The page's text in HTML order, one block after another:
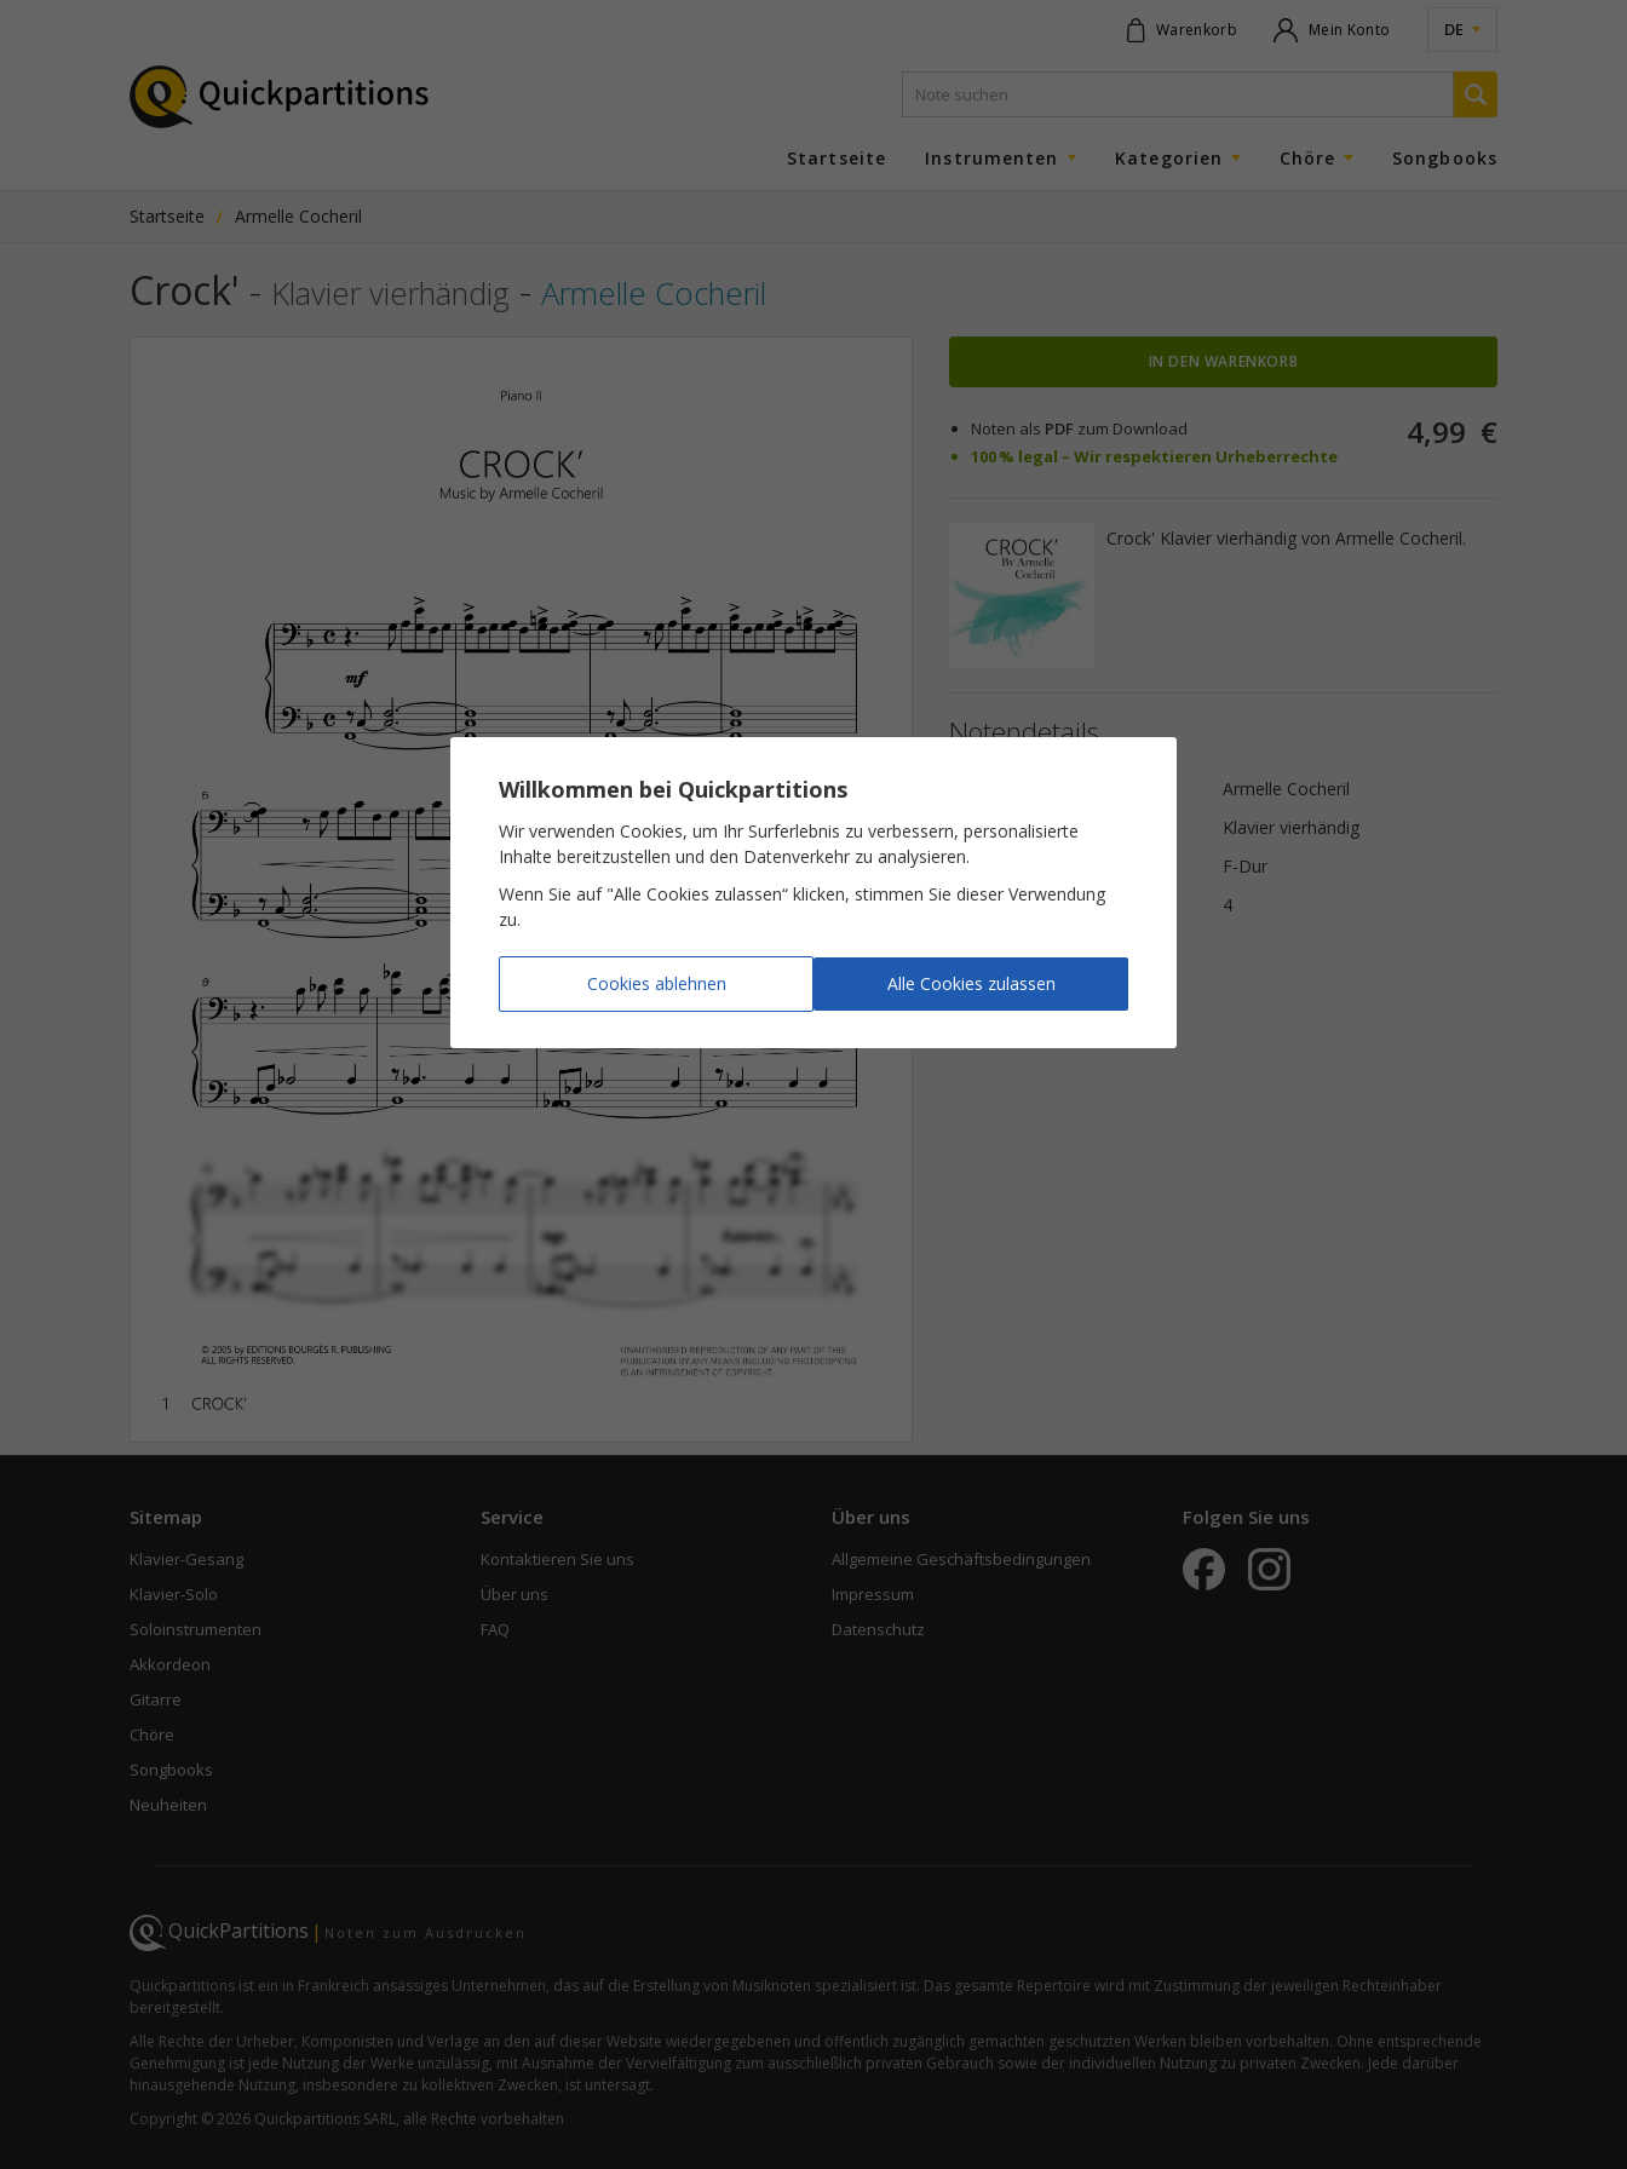
Warenkorb Mein Konto DE
Startseite Instrumenten Kategorien Chöre Songbooks
Startseite Armelle Cocheril
Crock' - Klavier vierhändig - Armelle Cocheril
IN DEN WARENKORB
Noten als PDF zum Download
100 % legal – Wir respektieren Urheberrechte
4,99 €
Crock' Klavier vierhändig von Armelle Cocheril.
Notendetails
Armelle Cocheril
Besetzung
Klavier vierhändig
Tonart
F-Dur
Anzahl der Seiten
4
Sitemap
Klavier-Gesang
Klavier-Solo
Soloinstrumenten
Akkordeon
Gitarre
Chöre
Songbooks
Neuheiten
Service
Kontaktieren Sie uns
Über uns
FAQ
Über uns
Allgemeine Geschäftsbedingungen
Impressum
Datenschutz
Folgen Sie uns
QuickPartitions | Noten zum Ausdrucken
Quickpartitions ist ein in Frankreich ansässiges Unternehmen, das auf die Erstellung von Musiknoten spezialisiert ist. Das gesamte Repertoire wird mit Zustimmung der jeweiligen Rechteinhaber
bereitgestellt.
Alle Rechte der Urheber, Komponisten und Verlage an den auf dieser Website wiedergegebenen und öffentlich zugänglich gemachten geschützten Werken bleiben vorbehalten. Ohne entsprechende
Genehmigung ist jede Nutzung der Werke unzulässig, mit Ausnahme der Vervielfältigung zum ausschließlich privaten Gebrauch sowie der individuellen Nutzung zu privaten Zwecken. Jede darüber
hinausgehende Nutzung, insbesondere zu kollektiven Zwecken, ist untersagt.
Copyright © 2026 Quickpartitions SARL, alle Rechte vorbehalten
Willkommen bei Quickpartitions
Wir verwenden Cookies, um Ihr Surferlebnis zu verbessern, personalisierte
Inhalte bereitzustellen und den Datenverkehr zu analysieren.
Wenn Sie auf "Alle Cookies zulassen“ klicken, stimmen Sie dieser Verwendung
zu.
Cookies ablehnen Alle Cookies zulassen